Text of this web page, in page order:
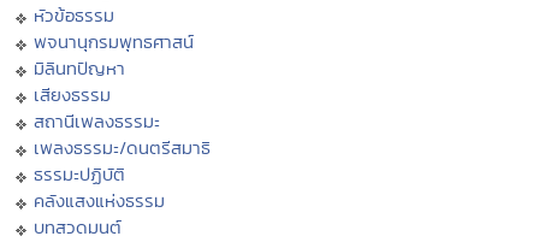
หัวข้อธรรม
พจนานุกรมพุทธศาสน์
มิลินทปัญหา
เสียงธรรม
สถานีเพลงธรรมะ
เพลงธรรมะ/ดนตรีสมาธิ
ธรรมะปฏิบัติ
คลังแสงแห่งธรรม
บทสวดมนต์